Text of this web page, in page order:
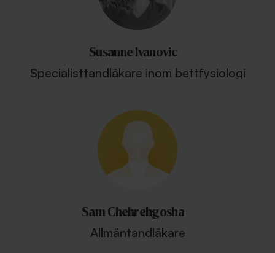
Susanne Ivanovic
Specialisttandläkare inom bettfysiologi
Sam Chehrehgosha
Allmäntandläkare